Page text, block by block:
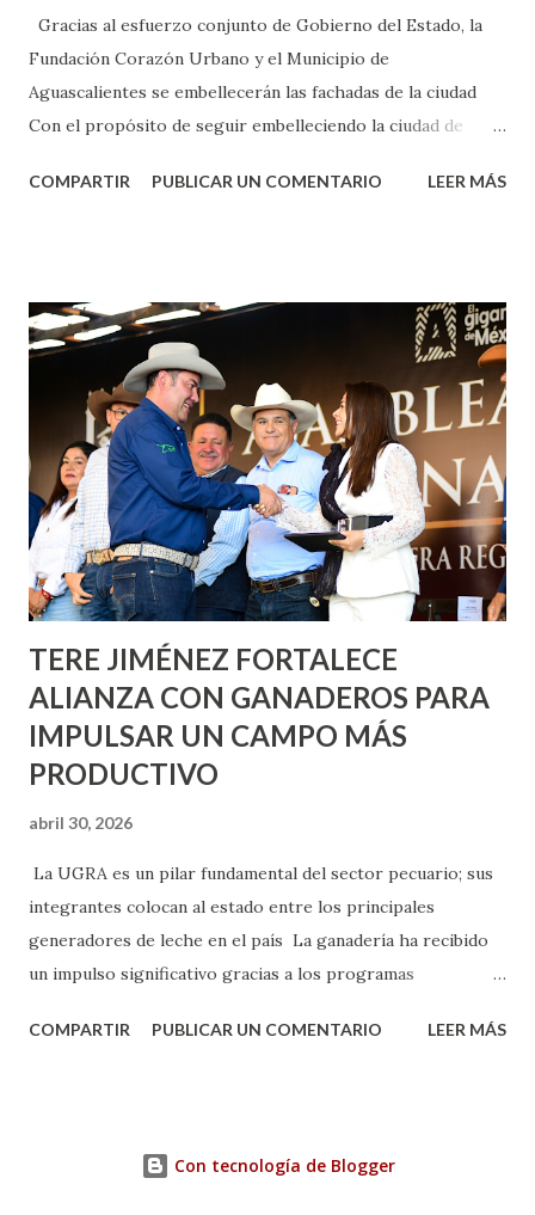
Gracias al esfuerzo conjunto de Gobierno del Estado, la
Fundación Corazón Urbano y el Municipio de
Aguascalientes se embellecerán las fachadas de la ciudad
Con el propósito de seguir embelleciendo la ciudad de
municipal, Leo Montañez dio inicio al programa
Corazón Urbano y el Municipio capital. Leo Montañez
informó que en este programa se usarán cerca de 90 mil
metros cuadrados de pintura, para dar inicio en la calle
Nieto, entre Jesús F. Elizondo y la calle 22 de Octubre, con
lo que se aplicará pintura en 66 casas. Posteriormente se
llevará este programa a Villas de Nuestra Señora de la
Asunción, Avenida Alameda y Decreto 27 de Septiembre, en
los edificios FOVISSSTE Ojo de Agua, en la comunidad
Norias de Paso Hondo y en los edificios de...
COMPARTIR PUBLICAR UN COMENTARIO LEER MÁS
TERE JIMÉNEZ FORTALECE
ALIANZA CON GANADEROS PARA
IMPULSAR UN CAMPO MÁS
PRODUCTIVO
abril 30, 2026
La UGRA es un pilar fundamental del sector pecuario; sus
integrantes colocan al estado entre los principales
generadores de leche en el país La ganadería ha recibido
un impulso significativo gracias a los programas
muestra de su respaldo firme y decidido al campo, la
compromiso de trabajar de la mano con los productores
COMPARTIR PUBLICAR UN COMENTARIO LEER MÁS
Con tecnología de Blogger